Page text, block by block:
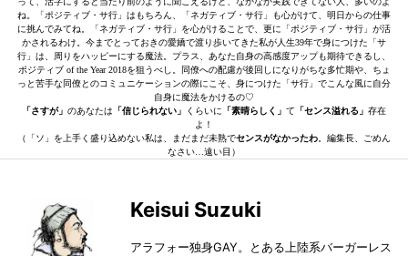
ね。「ポジティブ・サ行」はもちろん、「ネガティブ・サ行」も心がけて、明日からの仕事
に挑んでみてね。「ネガティブ・サ行」を心がけることで、更に「ポジティブ・サ行」が活
かされるわけ。今までとっておきの愛嬌で渡り歩いてきた私が人生39年で身につけた「サ
行」は、周りをハッピーにする魔法。プラス、あなた自身の高感度アップも期待できるし、
ポジティブ of the Year 2018を狙うべし。同僚への配慮が後回しになりがちな多忙期や、ちょ
っと苦手な同僚とのコミュニケーションの際にこそ、身につけた「サ行」でこんな風に自分
自身に魔法をかけるの♡
「さすが」 のあなたは 「信じられない」 くらいに 「素晴らしく」 て 「センス溢れる」 存在
よ！
（「ソ」を上手く盛り込めない私は、まだまだ未熟でセンスがなかったわ 。編集長、ごめん
なさい…遠い目）
Keisui Suzuki
アラフォー独身GAY。とある上陸系バーガーレス